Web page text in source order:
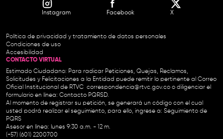
Instagram Facebook X
Política de privacidad y tratamiento de datos personales
Condiciones de uso
Accesibilidad
CONTACTO VIRTUAL
Estimado Ciudadano: Para radicar Peticiones, Quejas, Reclamos,
Solicitudes y Felicitaciones a la Entidad puede remitir lo pertinente al Correo
Oficial Institucional de RTVC correspondencia@rtvc.gov.co o diligenciar el
formulario en línea: Contacto PQRSD.
Al momento de registrar su petición, se generará un código con el cual
usted podrá realizar el seguimiento, para ello, ingrese a: Seguimiento de
PQRS
Asesor en línea: lunes 9:30 a.m. - 12 m.
(+57) (601) 2200700